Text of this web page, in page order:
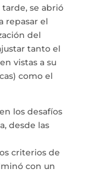
se abrió
repasar el
del
tanto el
vistas a su
como el
los desafíos
desde las
criterios de
con un